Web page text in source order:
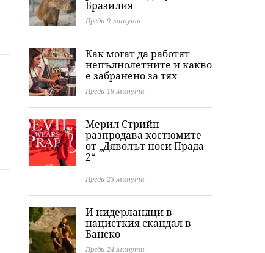
Бразилия
Преди 9 минути
Как могат да работят
непълнолетните и какво
е забранено за тях
Преди 19 минути
Мерил Стрийп
разпродава костюмите
от „Дяволът носи Прада
2“
Преди 23 минути
И нидерландци в
нацисткия скандал в
Банско
Преди 24 минути